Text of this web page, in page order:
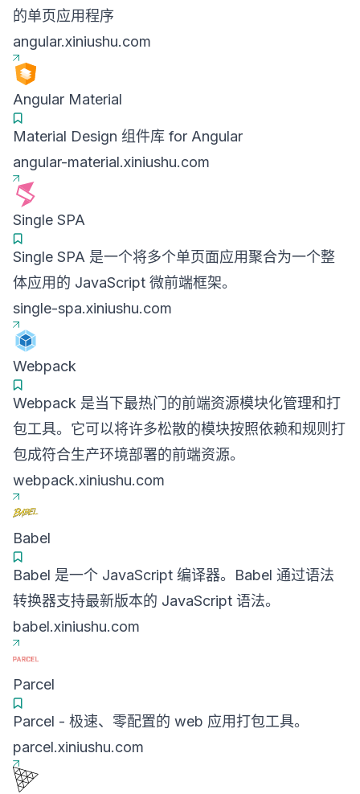
的单页应用程序
angular.xiniushu.com
Angular Material
Material Design 组件库 for Angular
angular-material.xiniushu.com
Single SPA
Single SPA 是一个将多个单页面应用聚合为一个整
体应用的 JavaScript 微前端框架。
single-spa.xiniushu.com
Webpack
Webpack 是当下最热门的前端资源模块化管理和打
包工具。它可以将许多松散的模块按照依赖和规则打
包成符合生产环境部署的前端资源。
webpack.xiniushu.com
Babel
Babel 是一个 JavaScript 编译器。Babel 通过语法
转换器支持最新版本的 JavaScript 语法。
babel.xiniushu.com
Parcel
Parcel - 极速、零配置的 web 应用打包工具。
parcel.xiniushu.com